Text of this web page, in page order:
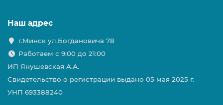
Наш адрес
г.Минск ул.Богдановича 78
Работаем с 9:00 до 21:00
ИП Янушевская А.А.
Свидетельство о регистрации выдано 05 мая 2025 г.
УНП 693388240